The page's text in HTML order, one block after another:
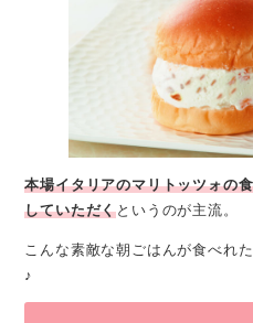
本場イタリアのマリトッツォの
していただくというのが主流。
こんな素敵な朝ごはんが食べれ
♪